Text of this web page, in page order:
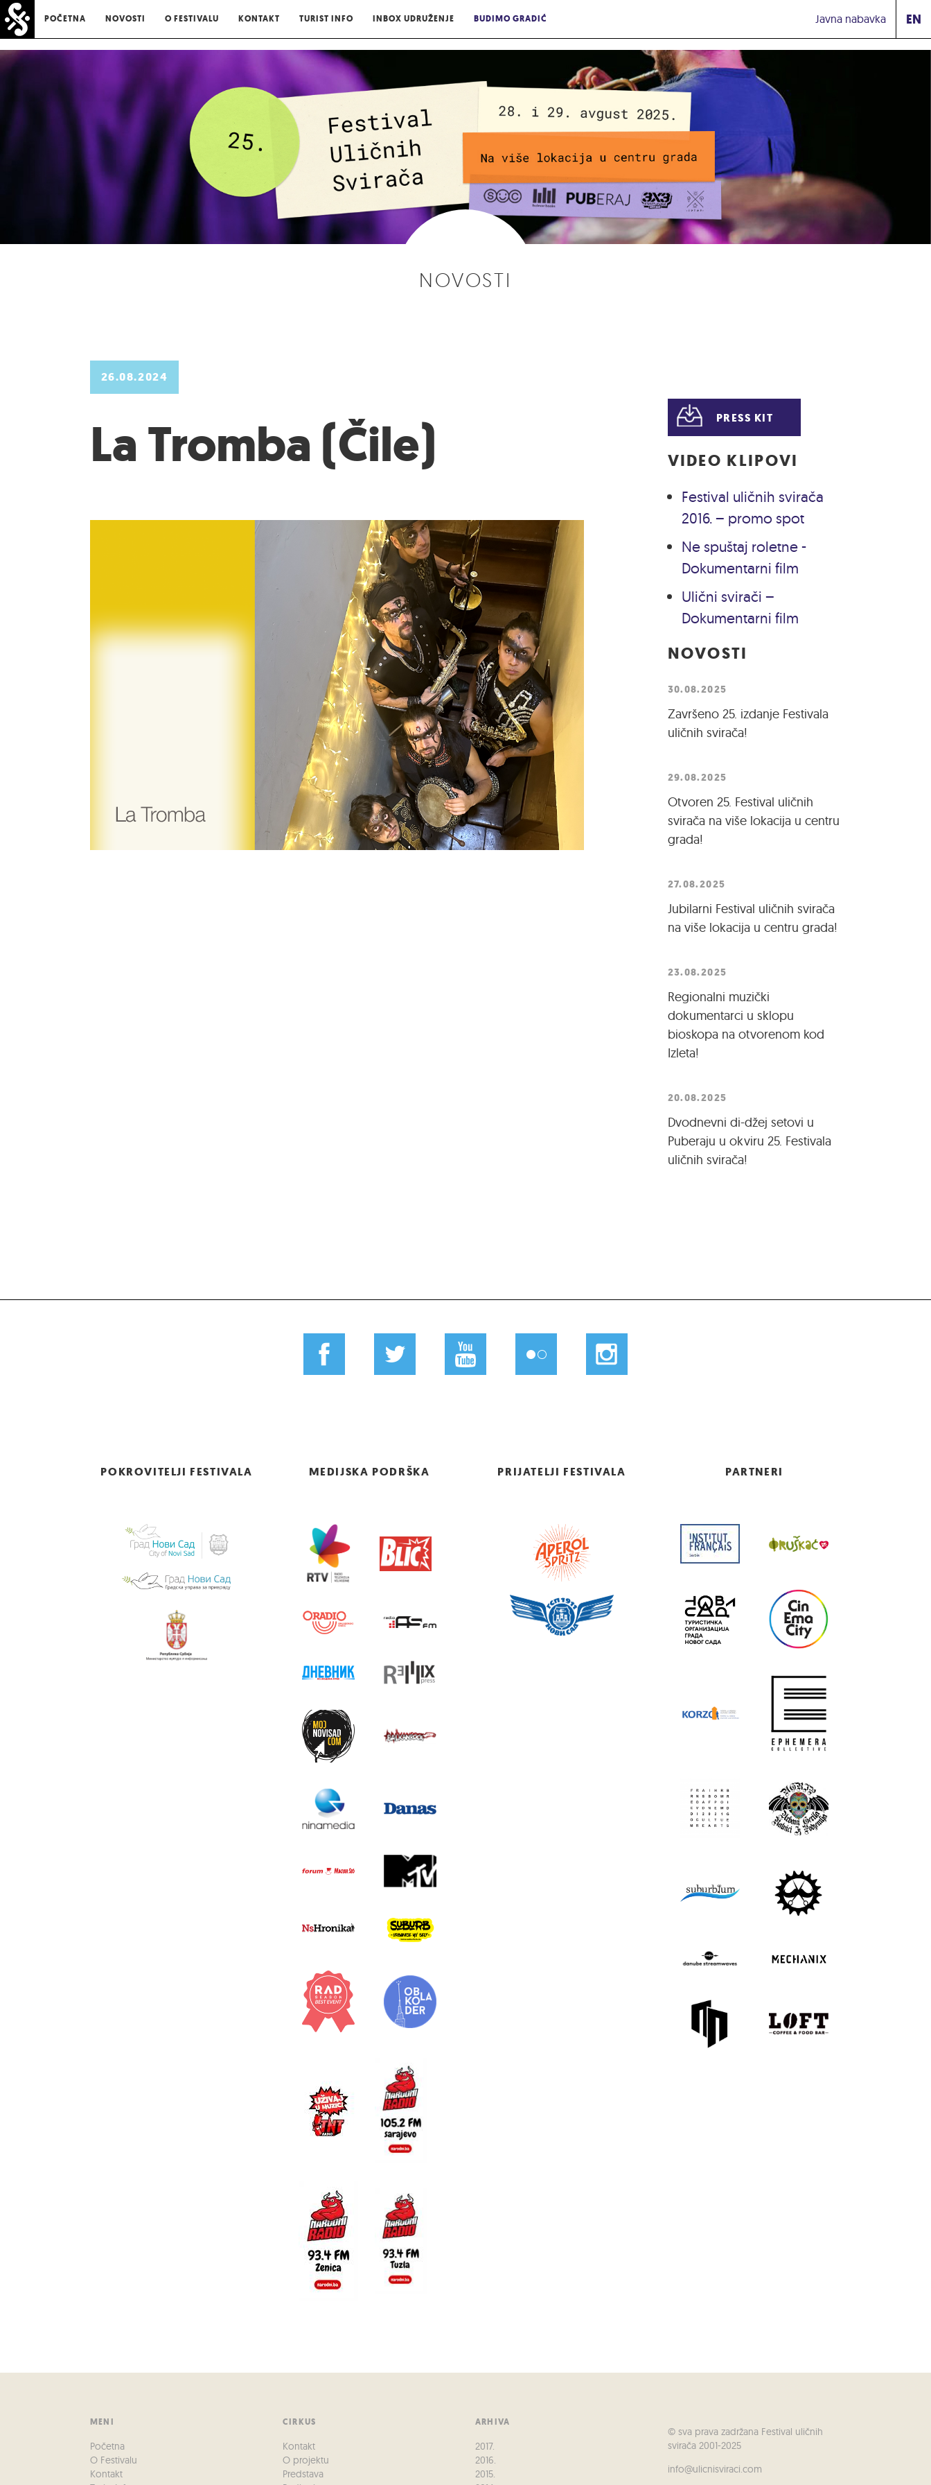
POČETNA NOVOSTI O FESTIVALU KONTAKT TURIST INFO INBOX UDRUŽENJE BUDIMO GRADIĆ EN
Javna nabavka
NOVOSTI
26.08.2024
La Tromba (Čile) PRESS KIT
VIDEO KLIPOVI
Festival uličnih svirača
2016. – promo spot
Ne spuštaj roletne -
Dokumentarni film
Ulični svirači –
Dokumentarni film
NOVOSTI
30.08.2025
Završeno 25. izdanje Festivala
uličnih svirača!
29.08.2025
Otvoren 25. Festival uličnih
svirača na više lokacija u centru
grada!
27.08.2025
Jubilarni Festival uličnih svirača
na više lokacija u centru grada!
23.08.2025
Regionalni muzički
dokumentarci u sklopu
bioskopa na otvorenom kod
Izleta!
20.08.2025
Dvodnevni di-džej setovi u
Puberaju u okviru 25. Festivala
uličnih svirača!
POKROVITELJI FESTIVALA MEDIJSKA PODRŠKA PRIJATELJI FESTIVALA PARTNERI
MENI
Početna
O Festivalu
Kontakt
CIRKUS
Kontakt
O projektu
Predstava
ARHIVA
2017.
2016.
2015.
© sva prava zadržana Festival uličnih
svirača 2001-2025
info@ulicnisviraci.com